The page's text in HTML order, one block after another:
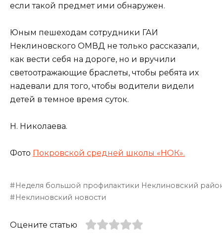
если такой предмет ими обнаружен.
Юным пешеходам сотрудники ГАИ
Неклиновского ОМВД не только рассказали,
как вести себя на дороге, но и вручили
светоотражающие браслеты, чтобы ребята их
надевали для того, чтобы водители видели
детей в темное время суток.
Н. Николаева.
Фото Покровской средней школы «НОК».
Неделя большой профилактики Неклиновский
Неклиновский новости
Оцените статью